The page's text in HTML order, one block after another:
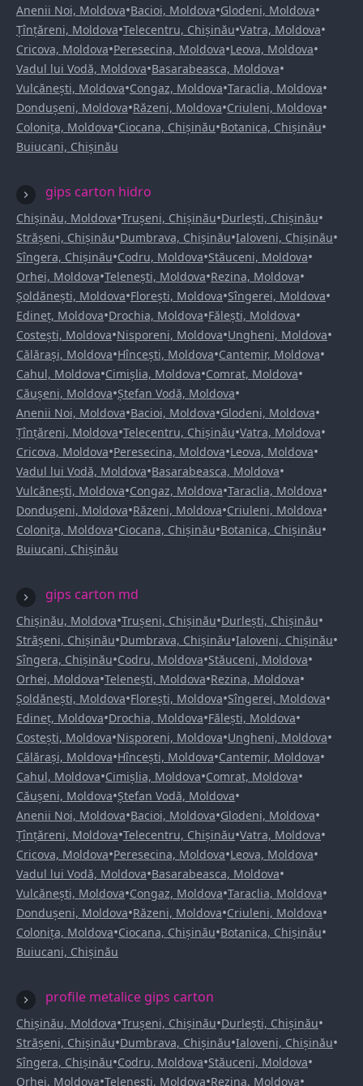
Anenii Noi, Moldova•Bacioi, Moldova•Glodeni, Moldova•
Țînțăreni, Moldova•Telecentru, Chișinău•Vatra, Moldova•
Cricova, Moldova•Peresecina, Moldova•Leova, Moldova•
Vadul lui Vodă, Moldova•Basarabeasca, Moldova•
Vulcănești, Moldova•Congaz, Moldova•Taraclia, Moldova•
Dondușeni, Moldova•Răzeni, Moldova•Criuleni, Moldova•
Colonița, Moldova•Ciocana, Chișinău•Botanica, Chișinău•
Buiucani, Chișinău
gips carton hidro
Chișinău, Moldova•Trușeni, Chișinău•Durlești, Chișinău•
Strășeni, Chișinău•Dumbrava, Chișinău•Ialoveni, Chișinău•
Sîngera, Chișinău•Codru, Moldova•Stăuceni, Moldova•
Orhei, Moldova•Telenești, Moldova•Rezina, Moldova•
Șoldănești, Moldova•Florești, Moldova•Sîngerei, Moldova•
Edineț, Moldova•Drochia, Moldova•Fălești, Moldova•
Costești, Moldova•Nisporeni, Moldova•Ungheni, Moldova•
Călărași, Moldova•Hîncești, Moldova•Cantemir, Moldova•
Cahul, Moldova•Cimișlia, Moldova•Comrat, Moldova•
Căușeni, Moldova•Ștefan Vodă, Moldova•
Anenii Noi, Moldova•Bacioi, Moldova•Glodeni, Moldova•
Țînțăreni, Moldova•Telecentru, Chișinău•Vatra, Moldova•
Cricova, Moldova•Peresecina, Moldova•Leova, Moldova•
Vadul lui Vodă, Moldova•Basarabeasca, Moldova•
Vulcănești, Moldova•Congaz, Moldova•Taraclia, Moldova•
Dondușeni, Moldova•Răzeni, Moldova•Criuleni, Moldova•
Colonița, Moldova•Ciocana, Chișinău•Botanica, Chișinău•
Buiucani, Chișinău
gips carton md
Chișinău, Moldova•Trușeni, Chișinău•Durlești, Chișinău•
Strășeni, Chișinău•Dumbrava, Chișinău•Ialoveni, Chișinău•
Sîngera, Chișinău•Codru, Moldova•Stăuceni, Moldova•
Orhei, Moldova•Telenești, Moldova•Rezina, Moldova•
Șoldănești, Moldova•Florești, Moldova•Sîngerei, Moldova•
Edineț, Moldova•Drochia, Moldova•Fălești, Moldova•
Costești, Moldova•Nisporeni, Moldova•Ungheni, Moldova•
Călărași, Moldova•Hîncești, Moldova•Cantemir, Moldova•
Cahul, Moldova•Cimișlia, Moldova•Comrat, Moldova•
Căușeni, Moldova•Ștefan Vodă, Moldova•
Anenii Noi, Moldova•Bacioi, Moldova•Glodeni, Moldova•
Țînțăreni, Moldova•Telecentru, Chișinău•Vatra, Moldova•
Cricova, Moldova•Peresecina, Moldova•Leova, Moldova•
Vadul lui Vodă, Moldova•Basarabeasca, Moldova•
Vulcănești, Moldova•Congaz, Moldova•Taraclia, Moldova•
Dondușeni, Moldova•Răzeni, Moldova•Criuleni, Moldova•
Colonița, Moldova•Ciocana, Chișinău•Botanica, Chișinău•
Buiucani, Chișinău
profile metalice gips carton
Chișinău, Moldova•Trușeni, Chișinău•Durlești, Chișinău•
Strășeni, Chișinău•Dumbrava, Chișinău•Ialoveni, Chișinău•
Sîngera, Chișinău•Codru, Moldova•Stăuceni, Moldova•
Orhei, Moldova•Telenești, Moldova•Rezina, Moldova•